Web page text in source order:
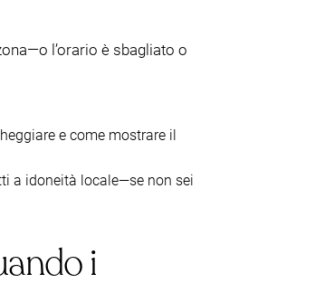
l’orario è sbagliato o
e come mostrare il
a idoneità locale—se non sei
i